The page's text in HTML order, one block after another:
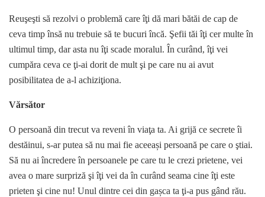
Reuşeşti să rezolvi o problemă care îţi dă mari bătăi de cap de
ceva timp însă nu trebuie să te bucuri încă. Şefii tăi îţi cer multe în
ultimul timp, dar asta nu îţi scade moralul. În curând, îţi vei
cumpăra ceva ce ţi-ai dorit de mult şi pe care nu ai avut
posibilitatea de a-l achiziţiona.
Vărsător
O persoană din trecut va reveni în viaţa ta. Ai grijă ce secrete îi
destăinui, s-ar putea să nu mai fie aceeași persoană pe care o ştiai.
Să nu ai încredere în persoanele pe care tu le crezi prietene, vei
avea o mare surpriză şi îţi vei da în curând seama cine îţi este
prieten şi cine nu! Unul dintre cei din gașca ta ţi-a pus gând rău.